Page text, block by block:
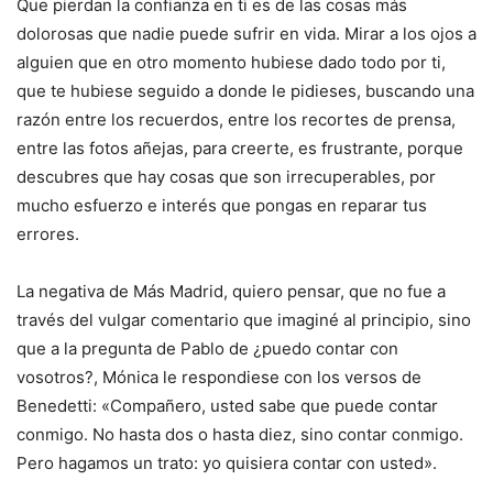
Que pierdan la confianza en ti es de las cosas más
dolorosas que nadie puede sufrir en vida. Mirar a los ojos a
alguien que en otro momento hubiese dado todo por ti,
que te hubiese seguido a donde le pidieses, buscando una
razón entre los recuerdos, entre los recortes de prensa,
entre las fotos añejas, para creerte, es frustrante, porque
descubres que hay cosas que son irrecuperables, por
mucho esfuerzo e interés que pongas en reparar tus
errores.
La negativa de Más Madrid, quiero pensar, que no fue a
través del vulgar comentario que imaginé al principio, sino
que a la pregunta de Pablo de ¿puedo contar con
vosotros?, Mónica le respondiese con los versos de
Benedetti: «Compañero, usted sabe que puede contar
conmigo. No hasta dos o hasta diez, sino contar conmigo.
Pero hagamos un trato: yo quisiera contar con usted».